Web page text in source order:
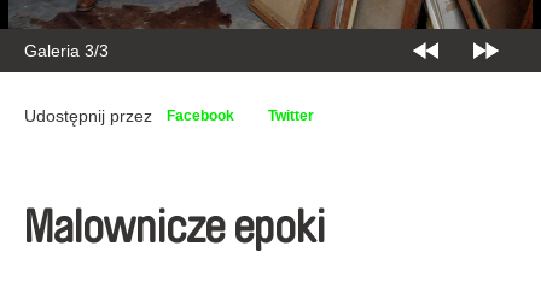
Galeria 3/3
Udostępnij przez Facebook Twitter
Malownicze epoki